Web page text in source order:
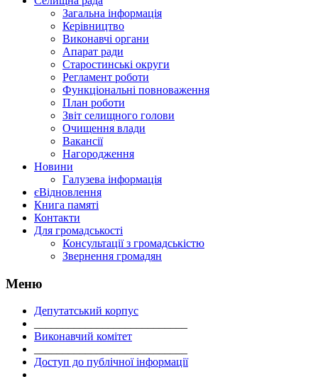
Загальна інформація
Керівництво
Виконавчі органи
Апарат ради
Старостинські округи
Регламент роботи
Функціональні повноваження
План роботи
Звіт селищного голови
Очищення влади
Вакансії
Нагородження
Новини
Галузева інформація
єВідновлення
Книга памяті
Контакти
Для громадськості
Консультації з громадськістю
Звернення громадян
Меню
Депутатський корпус
Виконавчий комітет
Доступ до публічної інформації